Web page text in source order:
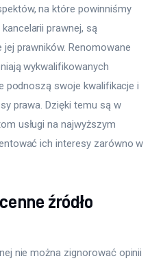
na które powinniśmy
prawnej, są
prawników. Renomowane
wykwalifikowanych
podnoszą swoje kwalifikacje i
prawa. Dzięki temu są w
usługi na najwyższym
ich interesy zarówno w
źródło
nie można zignorować opinii